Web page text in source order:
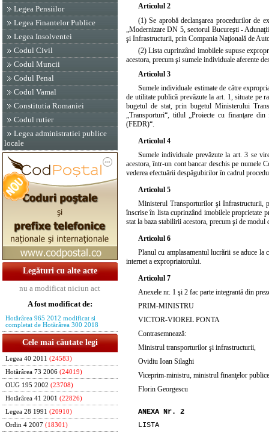
Legea Pensiilor
Legea Finantelor Publice
Legea Insolventei
Codul Civil
Codul Muncii
Codul Penal
Codul Vamal
Constitutia Romaniei
Codul rutier
Legea administratiei publice
locale
Legături cu alte acte
nu a modificat niciun act
A fost modificat de:
Hotărârea 965 2012 modificat si
completat de Hotărârea 300 2018
Cele mai căutate legi
Legea 40 2011 (24583)
Hotărârea 73 2006 (24019)
OUG 195 2002 (23708)
Hotărârea 41 2001 (22826)
Legea 28 1991 (20910)
Ordin 4 2007 (18301)
Articolul 2
(1) Se aprobă declanşarea procedurilor de
„Modernizare DN 5, sectorul Bucureşti -
şi Infrastructurii, prin Compania Naţională de
(2) Lista cuprinzând imobilele supuse
acestora, precum şi sumele individuale aferente
Articolul 3
Sumele individuale estimate de către
de utilitate publică prevăzute la art. 1 , situate pe
bugetul de stat, prin bugetul Ministerului
„Transporturi“, titlul „Proiecte cu finanţare
(FEDR)“.
Articolul 4
Sumele individuale prevăzute la art. 3 se
acestora, într-un cont bancar deschis pe
vederea efectuării despăgubirilor în cadrul
Articolul 5
Ministerul Transporturilor şi Infrastructurii,
înscrise în lista cuprinzând imobilele proprietate
stat la baza stabilirii acestora, precum şi de
Articolul 6
Planul cu amplasamentul lucrării se aduce
internet a expropriatorului.
Articolul 7
Anexele nr. 1 şi 2 fac parte integrantă din
PRIM-MINISTRU
VICTOR-VIOREL PONTA
Contrasemnează:
Ministrul transporturilor şi infrastructurii,
Ovidiu Ioan Silaghi
Viceprim-ministru, ministrul finanţelor
Florin Georgescu
ANEXA Nr. 2
LISTA